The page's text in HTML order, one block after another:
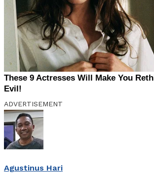
ADVERTISEMENT
Agustinus Hari